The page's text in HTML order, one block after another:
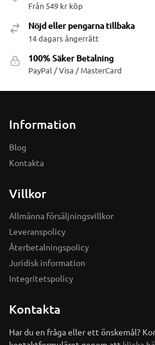
Från 549 kr köp
Nöjd eller pengarna tillbaka
14 dagars ångerrätt
100% Säker Betalning
PayPal / Visa / MasterCard
Information
Blog
Kontakta
Villkor
Allmänna försäljningsvillkor
Leveranspolicy
Återbetalningspolicy
Juridisk information
Integritetspolicy
Kontakta
Har du en fråga eller ett önskemål?